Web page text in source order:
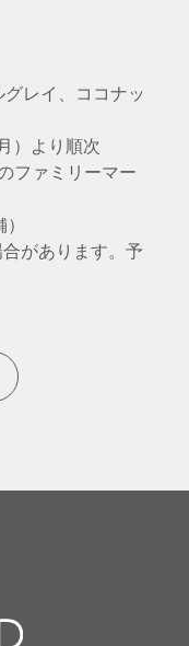
レイ、ココナッ
）より順次
ファミリーマー
があります。予